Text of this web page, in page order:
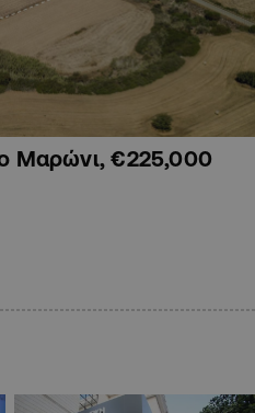
Μαρώνι, €225,000